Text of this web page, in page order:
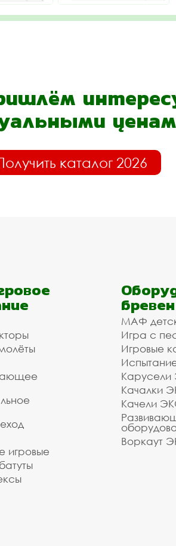
каталог 2026
игровые
МАФ
Игра с
Игровые
Качалки
Качели
Воркаут